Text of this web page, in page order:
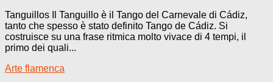
Tanguillos Il Tanguillo è il Tango del Carnevale di Cádiz,
tanto che spesso è stato definito Tango de Cádiz. Si
costruisce su una frase ritmica molto vivace di 4 tempi, il
primo dei quali...
Arte flamenca